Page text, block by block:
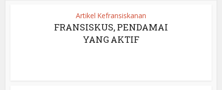
Artikel Kefransiskanan
FRANSISKUS, PENDAMAI
YANG AKTIF